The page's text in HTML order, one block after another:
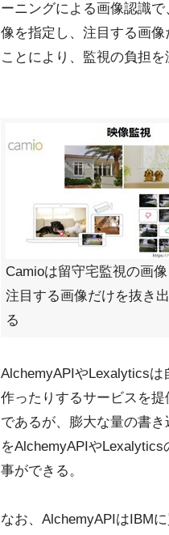
ーニングによる画像認識
像を指定し、注目する画
ことにより、監視の負担を
Camioは留守宅監視の画像
注目する画像だけを抜き
る
AlchemyAPIやLexalyticsは
作ったりするサービスを
であるが、膨大な量の書
をAlchemyAPIや
事ができる。
なお、AlchemyAPIはIBM